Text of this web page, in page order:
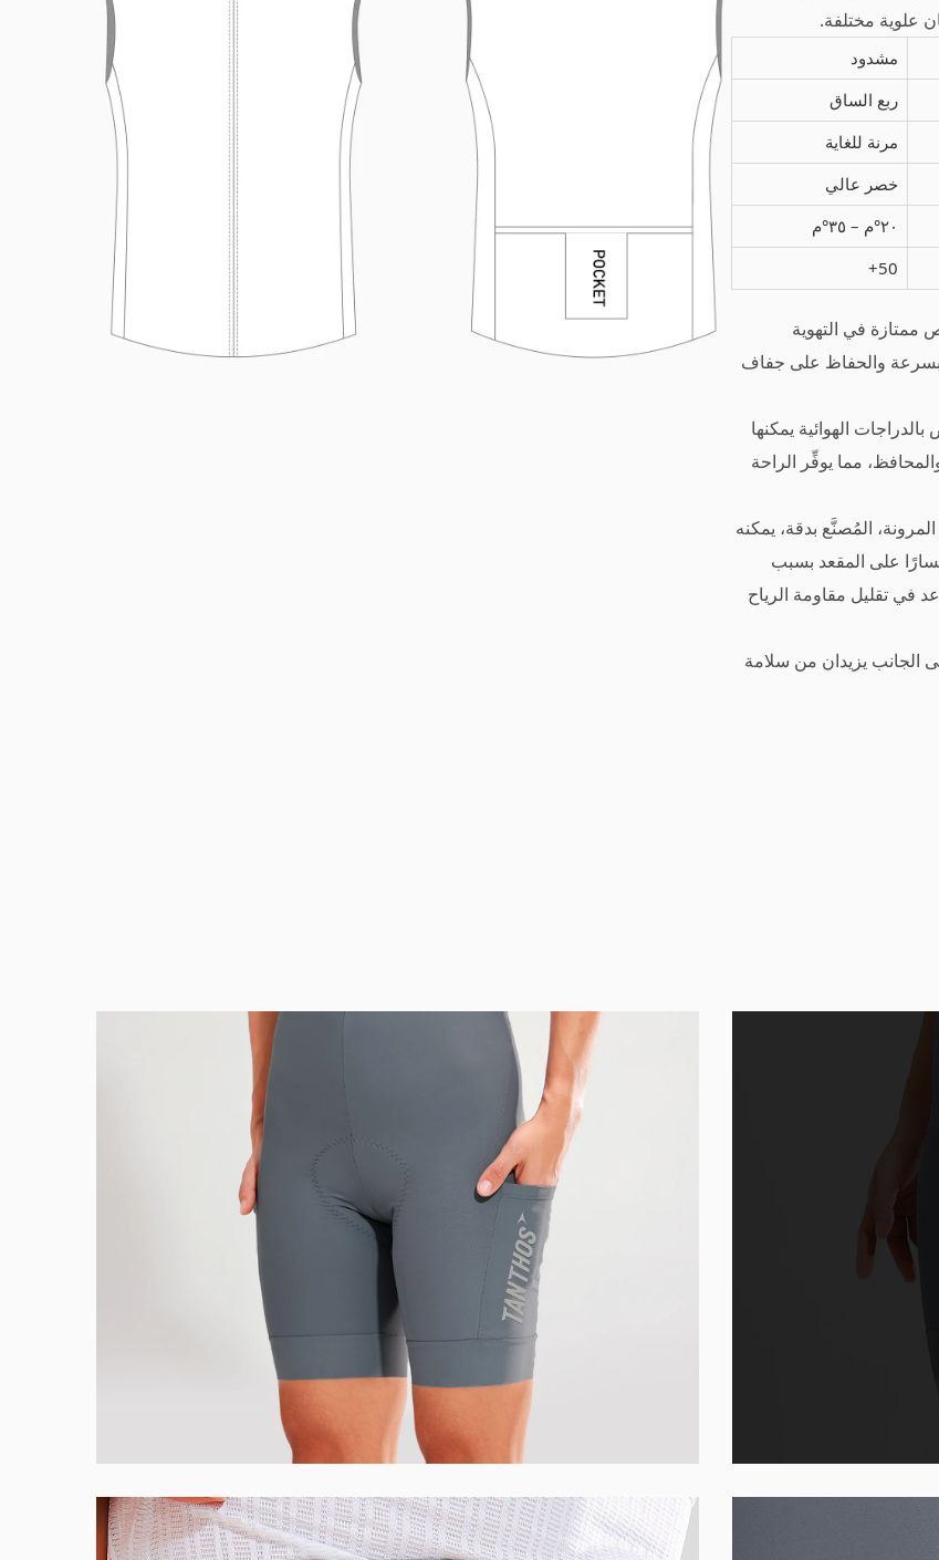
علوية مختلفة.
مشدود
ربع الساق
مرنة للغاية
خصر عالي
٢٠°م – ٣٥°م
50+
ممتازة في التهوية
بسرعة والحفاظ على جفاف
الهوائية يمكنها
مما يوفِّر الراحة
المُصنَّع بدقة، يمكنه
على المقعد بسبب
في تقليل مقاومة الرياح
الجانب يزيدان من سلامة